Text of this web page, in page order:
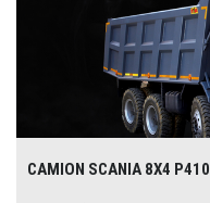
CAMION SCANIA 8X4 P410